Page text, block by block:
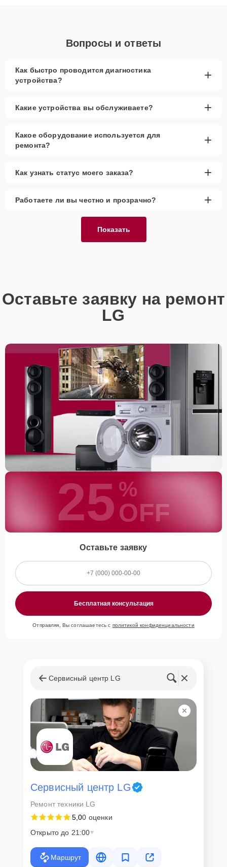
всегда на складе.
Сервисный центр обеспечивает качественный ремонт
продолжительную и бесперебойную работу вашего устройства.
Вопросы и ответы
Как быстро проводится диагностика
устройства?
+
Какие устройства вы обслуживаете? +
Какое оборудование используется для
ремонта?
+
Как узнать статус моего заказа? +
Работаете ли вы честно и прозрачно? +
Показать
Оставьте заявку на ремонт
LG
25 %
OFF
Оставьте заявку
Бесплатная консультация
Отправляя, Вы соглашаетесь с политикой конфиденциальности
Сервисный центр LG
Сервисный центр LG
Ремонт техники LG
5,00 оценки
Открыто до 21:00
Маршрут